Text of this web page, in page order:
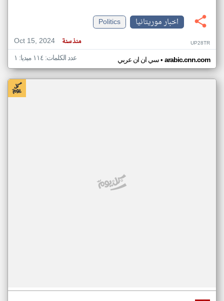
اخبار موريتانيا
Politics
Oct 15, 2024
منذ سنة UP28TR
سي ان ان عربي• arabic.cnn.com عدد الكلمات: ١١٤ ميديا: ١